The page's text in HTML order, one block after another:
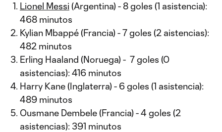
Lionel Messi (Argentina) - 8 goles (1 asistencia):
468 minutos
Kylian Mbappé (Francia) - 7 goles (2 aistencias):
482 minutos
Erling Haaland (Noruega) - 7 goles (0
asistencias): 416 minutos
Harry Kane (Inglaterra) - 6 goles (1 asistencia):
489 minutos
Ousmane Dembele (Francia) - 4 goles (2
asistencias): 391 minutos